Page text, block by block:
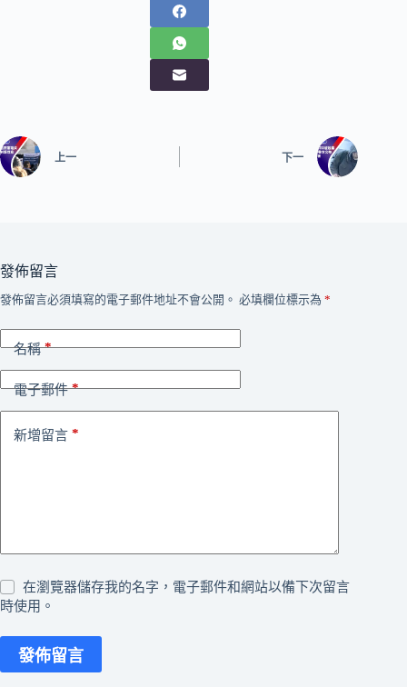
上一 下一
發佈留言
發佈留言必須填寫的電子郵件地址不會公開。 必填欄位標示為 *
名稱*
電子郵件*
新增留言 *
在瀏覽器儲存我的名字，電子郵件和網站以備下次留言
時使用。
發佈留言